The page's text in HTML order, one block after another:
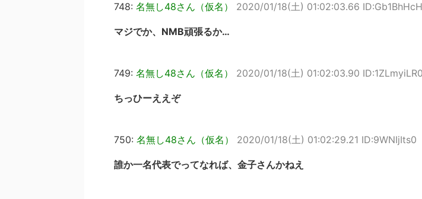
748: 名無し48さん（仮名） 2020/01/18(土) 01:02:03.66
マジでか、NMB頑張るか…
749: 名無し48さん（仮名） 2020/01/18(土) 01:02:03.90 ID:1ZLmyiLR0
ちっひーええぞ
750: 名無し48さん（仮名） 2020/01/18(土) 01:02:29.21 ID:9WNIjIts0
誰か一名代表でってなれば、金子さんかねえ